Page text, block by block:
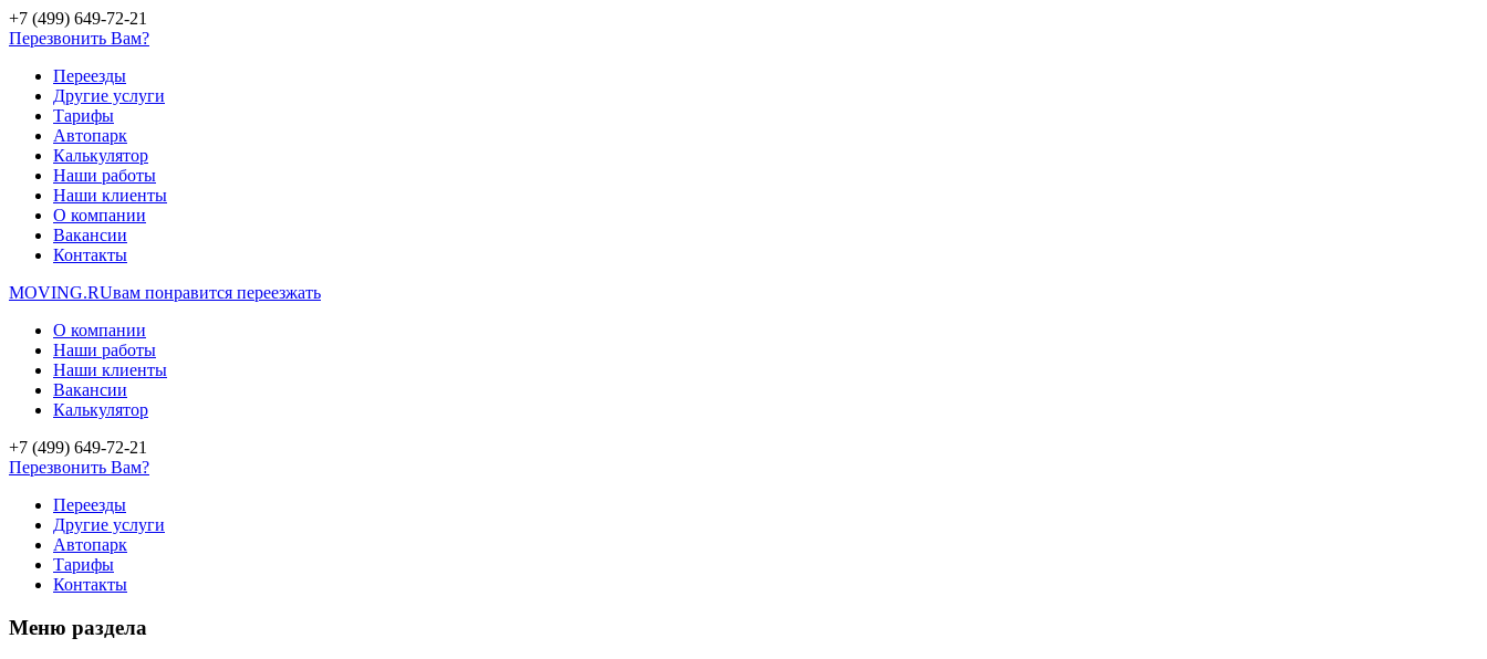
+7 (499) 649-72-21
Перезвонить Вам?
Переезды
Другие услуги
Тарифы
Автопарк
Калькулятор
Наши работы
Наши клиенты
О компании
Вакансии
Контакты
MOVING.RUвам понравится переезжать
О компании
Наши работы
Наши клиенты
Вакансии
Калькулятор
+7 (499) 649-72-21
Перезвонить Вам?
Переезды
Другие услуги
Автопарк
Тарифы
Контакты
Меню раздела